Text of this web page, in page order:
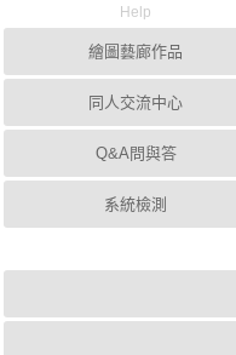
Help
繪圖藝廊作品
同人交流中心
Q&A問與答
系統檢測